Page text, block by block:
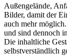
Außengelände,
Bilder, damit der
auch mehr
und sind dennoch
Die inhaltliche
selbstverständlich